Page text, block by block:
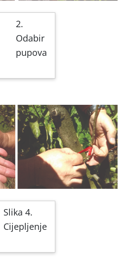
2.
Odabir
pupova
Slika 4.
Cijepljenje